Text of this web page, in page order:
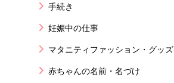
手続き
妊娠中の仕事
マタニティファッション・グッズ
赤ちゃんの名前・名づけ